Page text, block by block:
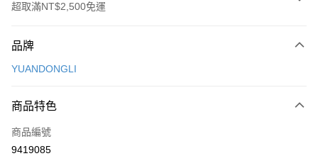
超取滿NT$2,500免運
信用卡一次付款
3 期 0 利率 每期
合作金庫商業銀行
超商取貨付款
品牌
YUANDONGLI
商品特色
商品編號
9419085